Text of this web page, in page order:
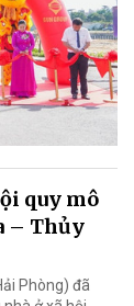
quy mô
– Thủy
Phòng) đã